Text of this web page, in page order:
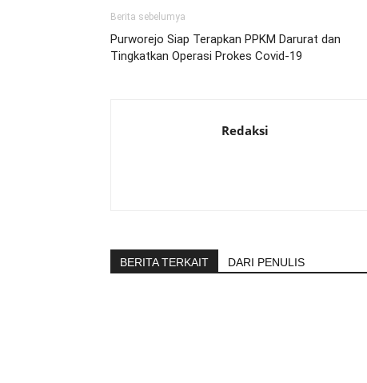
Berita sebelumya
Purworejo Siap Terapkan PPKM Darurat dan
Tingkatkan Operasi Prokes Covid-19
Redaksi
BERITA TERKAIT DARI PENULIS